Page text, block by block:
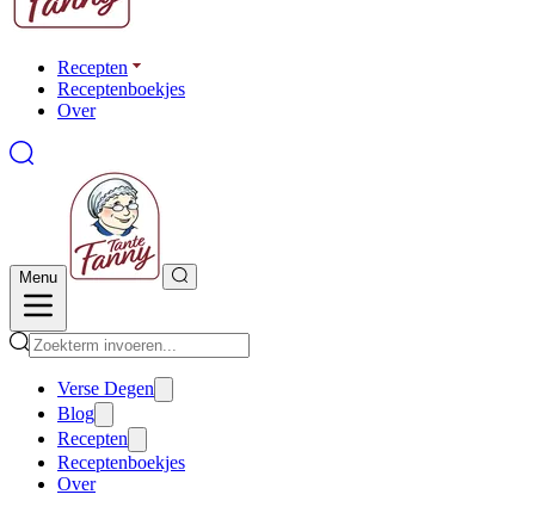
Recepten
Receptenboekjes
Over
Menu
Verse Degen
Blog
Recepten
Receptenboekjes
Over